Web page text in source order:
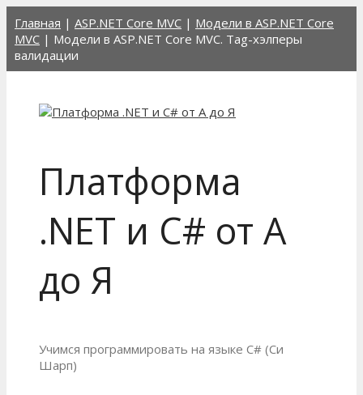
содержимому
Главная | ASP.NET Core MVC | Модели в ASP.NET Core
MVC | Модели в ASP.NET Core MVC. Tag-хэлперы
валидации
Платформа
.NET и C# от А
до Я
Учимся программировать на языке C# (Си
Шарп)